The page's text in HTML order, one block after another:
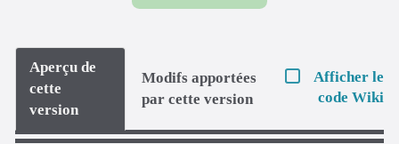
Aperçu de
cette
version
Modifs apportées
par cette version
Afficher le
code Wiki